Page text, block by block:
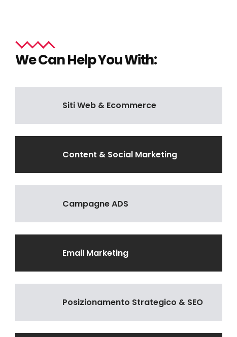
We Can Help You With:
Siti Web & Ecommerce
Content & Social Marketing
Campagne ADS
Email Marketing
Posizionamento Strategico & SEO